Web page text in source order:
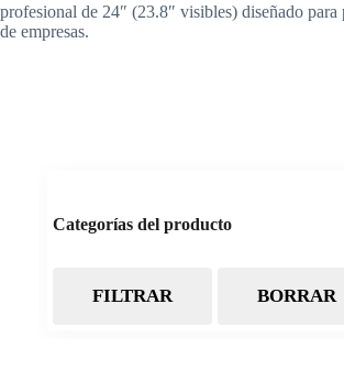
profesional de 24″ (23.8″ visibles) diseñado para
de empresas.
Categorías del producto
Almacenamiento
FILTRAR BORRAR